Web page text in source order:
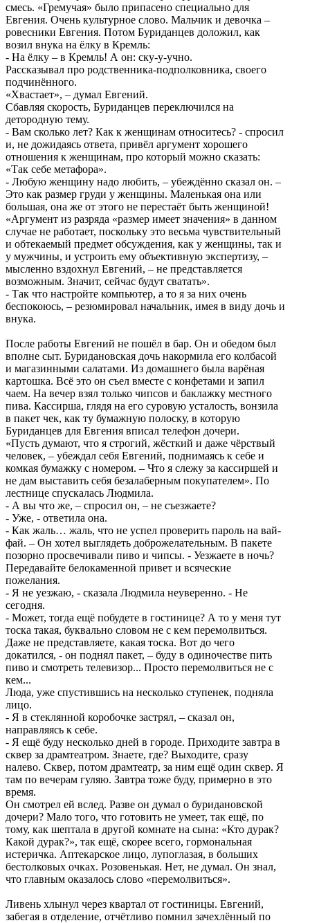
смесь. «Гремучая» было припасено специально для
Евгения. Очень культурное слово. Мальчик и девочка –
ровесники Евгения. Потом Буриданцев доложил, как
возил внука на ёлку в Кремль:
- На ёлку – в Кремль! А он: ску-у-учно.
Рассказывал про родственника-подполковника, своего
подчинённого.
«Хвастает», – думал Евгений.
Сбавляя скорость, Буриданцев переключился на
детородную тему.
- Вам сколько лет? Как к женщинам относитесь? - спросил
и, не дожидаясь ответа, привёл аргумент хорошего
отношения к женщинам, про который можно сказать:
«Так себе метафора».
- Любую женщину надо любить, – убеждённо сказал он. –
Это как размер груди у женщины. Маленькая она или
большая, она же от этого не перестаёт быть женщиной!
«Аргумент из разряда «размер имеет значения» в данном
случае не работает, поскольку это весьма чувствительный
и обтекаемый предмет обсуждения, как у женщины, так и
у мужчины, и устроить ему объективную экспертизу, –
мысленно вздохнул Евгений, – не представляется
возможным. Значит, сейчас будут сватать».
- Так что настройте компьютер, а то я за них очень
беспокоюсь, – резюмировал начальник, имея в виду дочь и
внука.
После работы Евгений не пошёл в бар. Он и обедом был
вполне сыт. Буридановская дочь накормила его колбасой
и магазинными салатами. Из домашнего была варёная
картошка. Всё это он съел вместе с конфетами и запил
чаем. На вечер взял только чипсов и баклажку местного
пива. Кассирша, глядя на его суровую усталость, вонзила
в пакет чек, как ту бумажную полоску, в которую
Буриданцев для Евгения вписал телефон дочери.
«Пусть думают, что я строгий, жёсткий и даже чёрствый
человек, – убеждал себя Евгений, поднимаясь к себе и
комкая бумажку с номером. – Что я слежу за кассиршей и
не дам выставить себя безалаберным покупателем». По
лестнице спускалась Людмила.
- А вы что же, – спросил он, – не съезжаете?
- Уже, - ответила она.
- Как жаль… жаль, что не успел проверить пароль на вай-
фай. – Он хотел выглядеть доброжелательным. В пакете
позорно просвечивали пиво и чипсы. - Уезжаете в ночь?
Передавайте белокаменной привет и всяческие
пожелания.
- Я не уезжаю, - сказала Людмила неуверенно. - Не
сегодня.
- Может, тогда ещё побудете в гостинице? А то у меня тут
тоска такая, буквально словом не с кем перемолвиться.
Даже не представляете, какая тоска. Вот до чего
докатился, - он поднял пакет, – буду в одиночестве пить
пиво и смотреть телевизор... Просто перемолвиться не с
кем...
Люда, уже спустившись на несколько ступенек, подняла
лицо.
- Я в стеклянной коробочке застрял, – сказал он,
направляясь к себе.
- Я ещё буду несколько дней в городе. Приходите завтра в
сквер за драмтеатром. Знаете, где? Выходите, сразу
налево. Сквер, потом драмтеатр, за ним ещё один сквер. Я
там по вечерам гуляю. Завтра тоже буду, примерно в это
время.
Он смотрел ей вслед. Разве он думал о буридановской
дочери? Мало того, что готовить не умеет, так ещё, по
тому, как шептала в другой комнате на сына: «Кто дурак?
Какой дурак?», так ещё, скорее всего, гормональная
истеричка. Аптекарское лицо, лупоглазая, в больших
бестолковых очках. Розовенькая. Нет, не думал. Он знал,
что главным оказалось слово «перемолвиться».
Ливень хлынул через квартал от гостиницы. Евгений,
забегая в отделение, отчётливо помнил зачехлённый по